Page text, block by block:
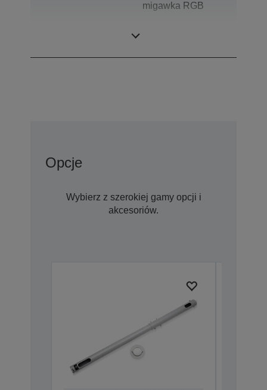
migawka RGB
Opcje
Wybierz z szerokiej gamy opcji i
akcesoriów.